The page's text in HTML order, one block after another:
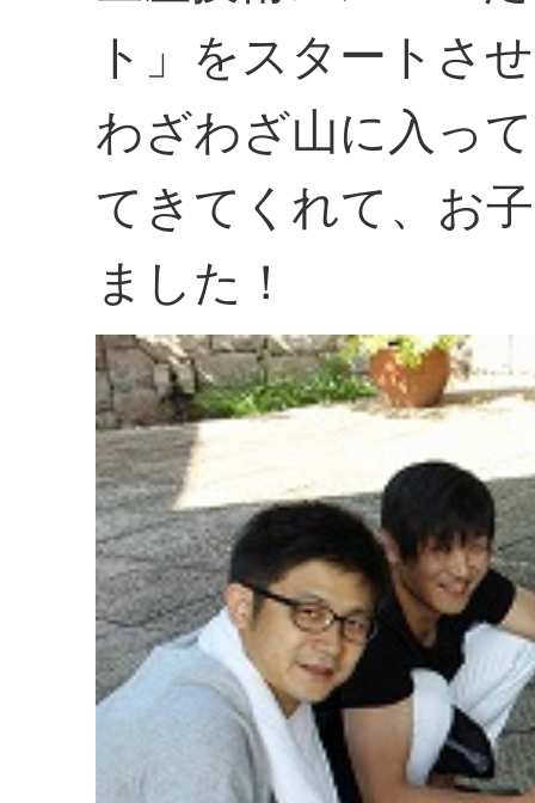
ト」をスタートさ
わざわざ山に入っ
てきてくれて、お
ました！